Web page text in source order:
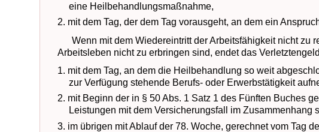
eine Heilbehandlungsmaßnahme,
2. mit dem Tag, der dem Tag vorausgeht, an dem ein
Wenn mit dem Wiedereintritt der Arbeitsfähigkeit nicht zu
Arbeitsleben nicht zu erbringen sind, endet das Verletztengeld
1. mit dem Tag, an dem die Heilbehandlung so weit
zur Verfügung stehende Berufs- oder Erwerbstätigkeit
2. mit Beginn der in § 50 Abs. 1 Satz 1 des Fünften Buches
Leistungen mit dem Versicherungsfall im Zusammenhang
3. im übrigen mit Ablauf der 78. Woche, gerechnet vom Tag